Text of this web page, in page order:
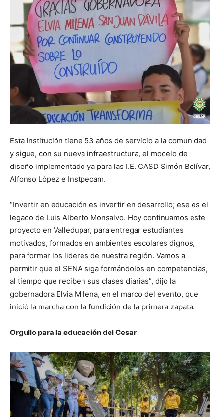
Esta institución tiene 53 años de servicio a la comunidad
y sigue, con su nueva infraestructura, el modelo de
diseño implementado ya para las I.E. CASD Simón Bolívar,
Alfonso López e Instpecam.
“Invertir en educación es invertir en desarrollo; ese es el
legado de Luis Alberto Monsalvo. Hoy continuamos este
proyecto en Valledupar, para entregar estudiantes
motivados, formados en ambientes escolares dignos,
para formar los lideres de nuestra región. Vamos a
permitir que el SENA siga formándolos en competencias,
al tiempo que reciben sus clases diarias”, dijo la
gobernadora Elvia Milena, en el marco del evento, que
inició la marcha con la fundición de la primera zapata.
Orgullo para la educación del Cesar